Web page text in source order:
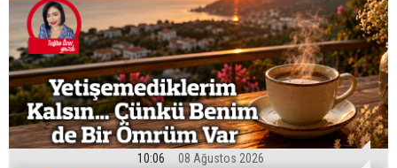
10:06 08 Ağustos 2026